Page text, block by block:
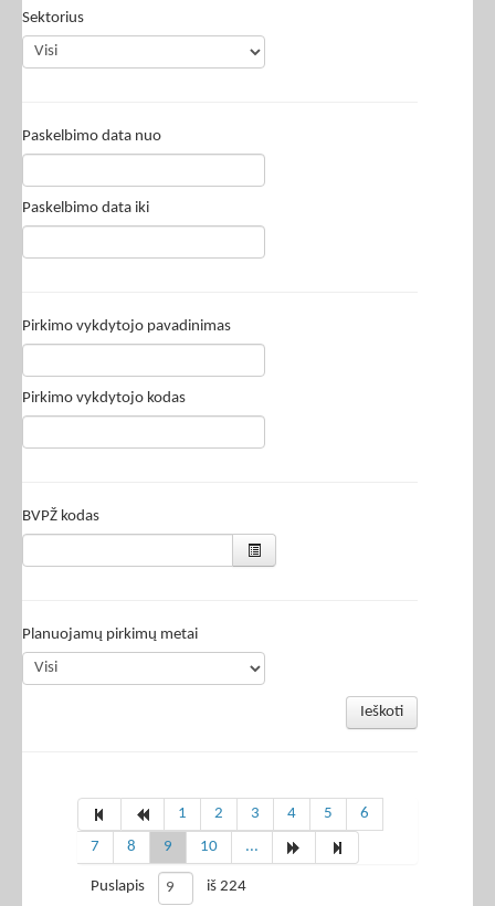
Sektorius
Paskelbimo data nuo
Paskelbimo data iki
Pirkimo vykdytojo pavadinimas
Pirkimo vykdytojo kodas
BVPŽ kodas
Planuojamų pirkimų metai
Ieškoti
1 2 3 4 5
6
7
8 9 10 ...
Puslapis iš 224